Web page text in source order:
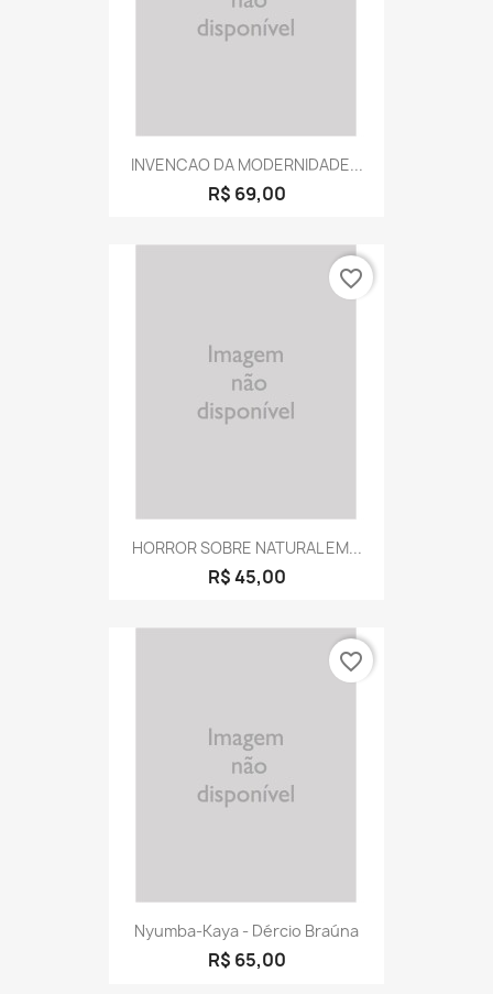
INVENCAO DA MODERNIDADE...
R$ 69,00
HORROR SOBRE NATURAL EM...
R$ 45,00
favorite_border
Nyumba-Kaya - Dércio Braúna
R$ 65,00
favorite_border